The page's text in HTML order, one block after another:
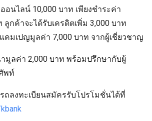
นไลน์ 10,000 บาท เพียงชำระค่า
กค้าจะได้รับเครดิตเพิ่ม 3,000 บาท
คมเปญมูลค่า 7,000 บาท จากผู้เชี่ยวชาญ
มูลค่า 2,000 บาท พร้อมปรึกษากับผู้
พท์
ถลงทะเบียนสมัครรับโปรโมชั่นได้ที่